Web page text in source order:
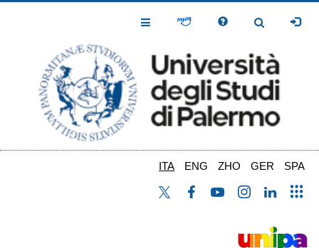
Toggle
Toggle
ITA ENG ZHO GER SPA